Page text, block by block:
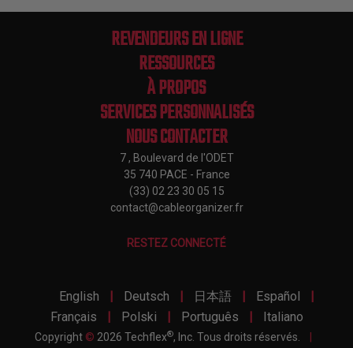
REVENDEURS EN LIGNE
RESSOURCES
À PROPOS
SERVICES PERSONNALISÉS
NOUS CONTACTER
7 , Boulevard de l'ODET
35 740 PACE - France
(33) 02 23 30 05 15
contact@cableorganizer.fr
RESTEZ CONNECTÉ
English | Deutsch | 日本語 | Español
|
Français
| Polski | Português | Italiano
Copyright © 2026 Techflex®, Inc. Tous droits réservés.